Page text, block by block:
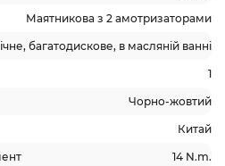
Маятникова з 2 амотризаторами
багатодискове, в масляній ванні
1
Чорно-жовтий
Китай
14 N.m.